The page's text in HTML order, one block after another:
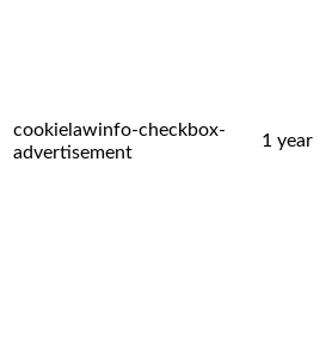
cookielawinfo-checkbox-
advertisement
1 year